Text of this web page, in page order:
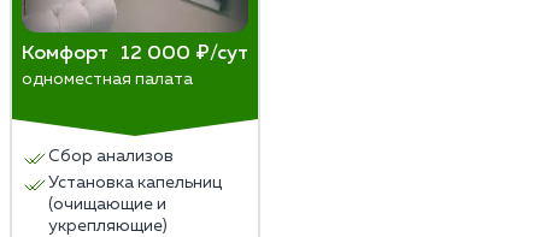
Комфорт 12 000 ₽/сут
одноместная палата
Сбор анализов
Установка капельниц
(очищающие и
укрепляющие)